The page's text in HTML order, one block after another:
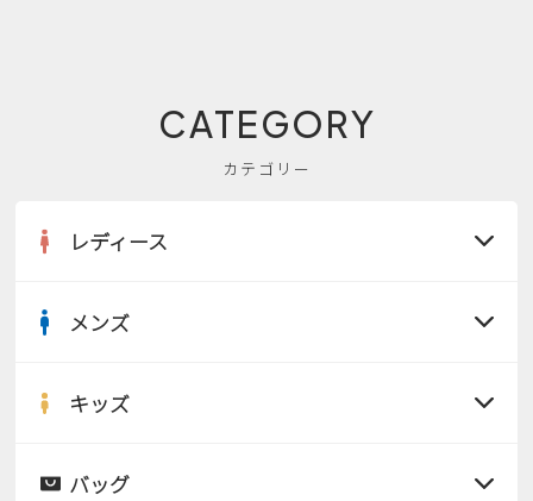
CATEGORY
カテゴリー
レディース
サンダル
メンズ
サンダル
キッズ
バッグ